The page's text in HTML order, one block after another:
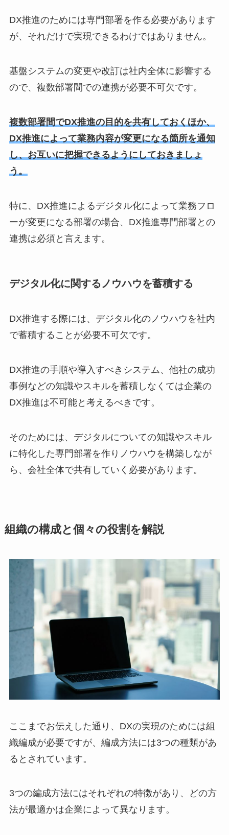
DX推進のためには専門部署を作る必要があります
が、それだけで実現できるわけではありません。
基盤システムの変更や改訂は社内全体に影響する
ので、複数部署間での連携が必要不可欠です。
複数部署間でDX推進の目的を共有しておくほか、
DX推進によって業務内容が変更になる箇所を通知
し、お互いに把握できるようにしておきましょ
う。
特に、DX推進によるデジタル化によって業務フロ
ーが変更になる部署の場合、DX推進専門部署との
連携は必須と言えます。
デジタル化に関するノウハウを蓄積する
DX推進する際には、デジタル化のノウハウを社内
で蓄積することが必要不可欠です。
DX推進の手順や導入すべきシステム、他社の成功
事例などの知識やスキルを蓄積しなくては企業の
DX推進は不可能と考えるべきです。
そのためには、デジタルについての知識やスキル
に特化した専門部署を作りノウハウを構築しなが
ら、会社全体で共有していく必要があります。
組織の構成と個々の役割を解説
ここまでお伝えした通り、DXの実現のためには組
織編成が必要ですが、編成方法には3つの種類があ
るとされています。
3つの編成方法にはそれぞれの特徴があり、どの方
法が最適かは企業によって異なります。